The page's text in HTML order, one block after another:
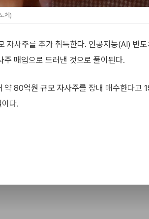
체)
자사주를 추가 취득한다. 인공지능(AI) 반
매입으로 드러낸 것으로 풀이된다.
약 80억원 규모 자사주를 장내 매수한다고
다.